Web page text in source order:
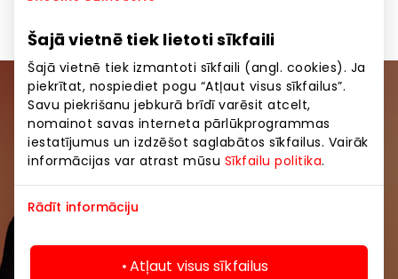
Šajā vietnē tiek lietoti sīkfaili
Šajā vietnē tiek izmantoti sīkfaili (angl. cookies). Ja
piekrītat, nospiediet pogu “Atļaut visus sīkfailus”.
Savu piekrišanu jebkurā brīdī varēsit atcelt,
nomainot savas interneta pārlūkprogrammas
iestatījumus un izdzēšot saglabātos sīkfailus. Vairāk
informācijas var atrast mūsu Sīkfailu politika.
Rādīt informāciju
Atļaut visus sīkfailus
Tiekamies uz ledus! ⛸️
Pievienojieties mūsu kopienai
Uzzini pirmais par labākajiem piedāvājumiem,
pasākumiem un jaunāko informāciju iepirkšanās un
izklaides centros “AKROPOLE Alfa” un “AKROPOLE